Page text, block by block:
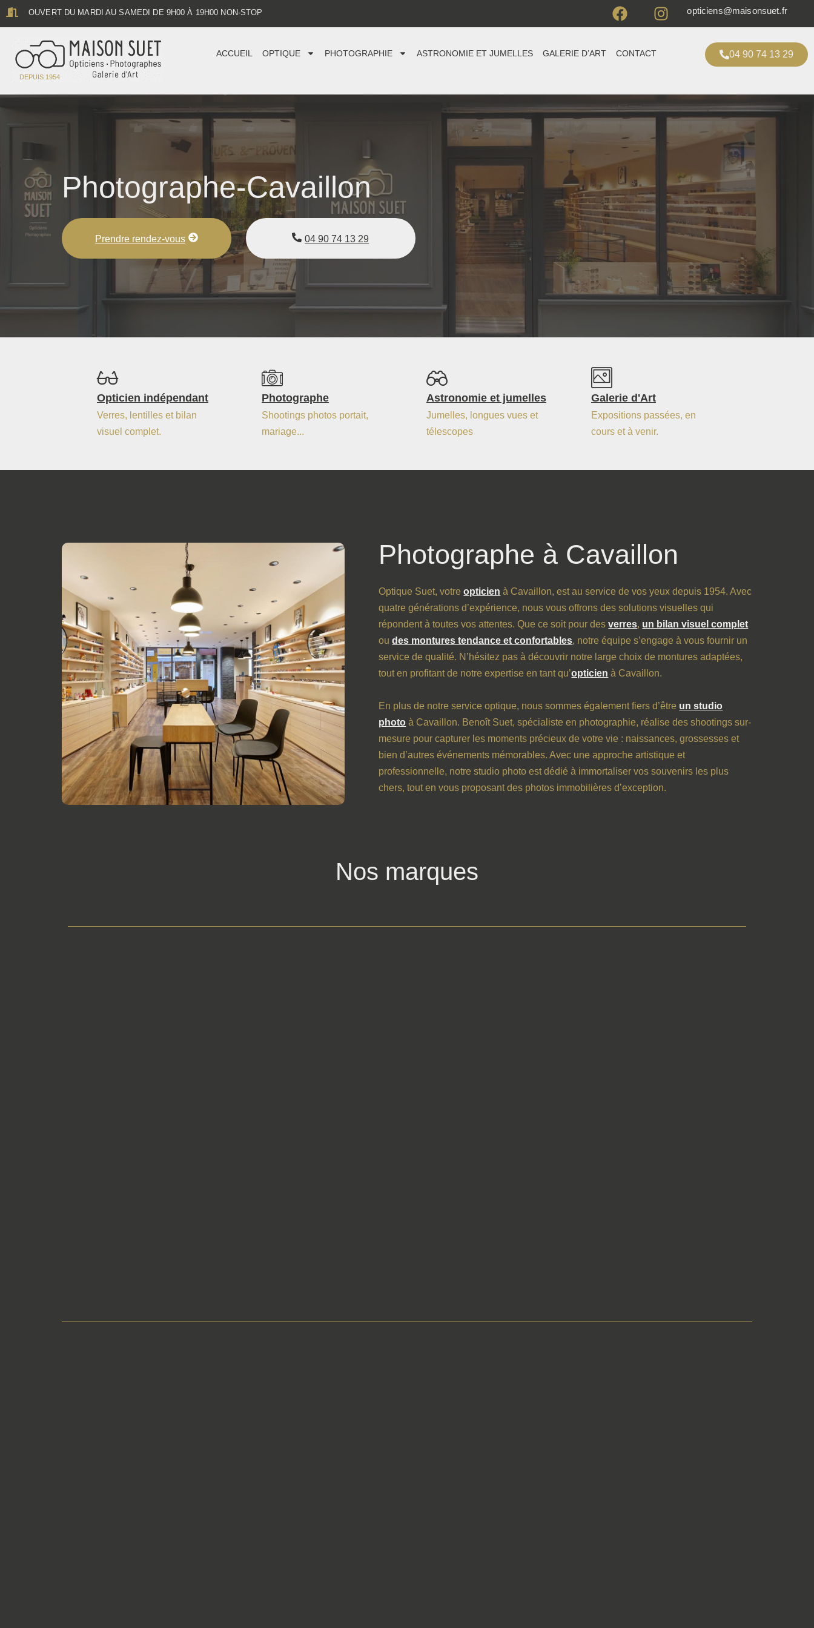
principalOUVERT DU MARDI AU SAMEDI DE 9H00 À 19H00 NON-STOP opticiens@maisonsuet.fr
DEPUIS 1954
ACCUEIL OPTIQUE PHOTOGRAPHIE ASTRONOMIE ET JUMELLES GALERIE D’ART CONTACT 04 90 74 13 29
Photographe-Cavaillon
Prendre rendez-vous 04 90 74 13 29
Opticien indépendant
Verres, lentilles et bilan
visuel complet.
Photographe
Shootings photos portait,
mariage...
Astronomie et jumelles
Jumelles, longues vues et
télescopes
Galerie d'Art
Expositions passées, en
cours et à venir.
Photographe à Cavaillon
Optique Suet, votreopticien à Cavaillon, est au service de vos yeux depuis 1954. Avec
quatre générations d’expérience, nous vous offrons des solutions visuelles qui
répondent à toutes vos attentes. Que ce soit pour desverres, un bilan visuel complet
oudes montures tendance et confortables, notre équipe s’engage à vous fournir un
service de qualité. N’hésitez pas à découvrir notre large choix de montures adaptées,
tout en profitant de notre expertise en tant qu’opticien à Cavaillon.
En plus de notre service optique, nous sommes également fiers d’être un studio
photo à Cavaillon. Benoît Suet, spécialiste en photographie, réalise des shootings sur-
mesure pour capturer les moments précieux de votre vie : naissances, grossesses et
bien d’autres événements mémorables. Avec une approche artistique et
professionnelle, notre studio photo est dédié à immortaliser vos souvenirs les plus
chers, tout en vous proposant des photos immobilières d’exception.
Nos marques